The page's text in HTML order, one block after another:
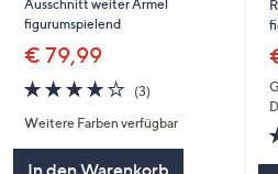
Ausschnitt weiter Ärmel
figurumspielend
€ 79,99
4.0
von
5
(3)3
Weitere Farben verfügbar